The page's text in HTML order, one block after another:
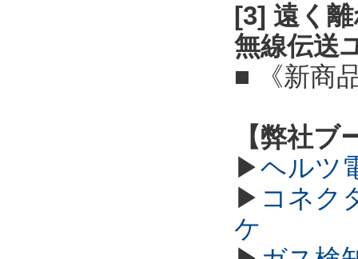
[3] 遠く
無線伝送
■ 《新商
【弊社
▶ヘルツ
▶ コネク
ケ